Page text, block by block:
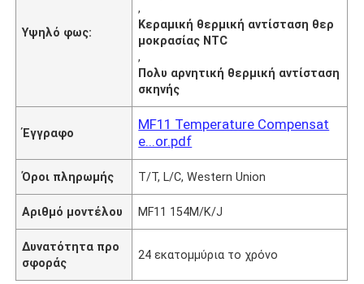
Υψηλό φως:
,
Κεραμική θερμική αντίσταση θερ
μοκρασίας NTC
,
Πολυ αρνητική θερμική αντίσταση
σκηνής
Έγγραφο
MF11 Temperature Compensat
e...or.pdf
Όροι πληρωμής T/T, L/C, Western Union
Αριθμό μοντέλου MF11 154M/K/J
Δυνατότητα προ
σφοράς
24 εκατομμύρια το χρόνο